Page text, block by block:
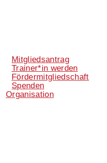
Mitgliedsantrag
Trainer*in werden
Fördermitgliedschaft
Spenden
Organisation